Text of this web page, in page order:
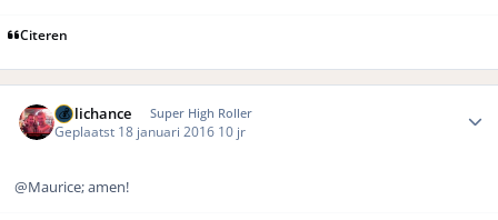
Citeren
Hillichance Super High Roller
Geplaatst 18 januari 2016 10 jr
@Maurice; amen!